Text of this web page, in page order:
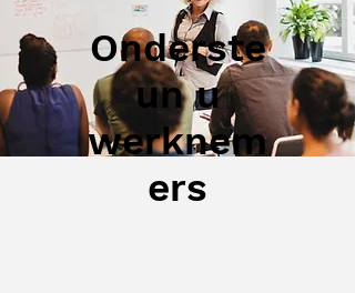
Onderste
un u
werknem
ers